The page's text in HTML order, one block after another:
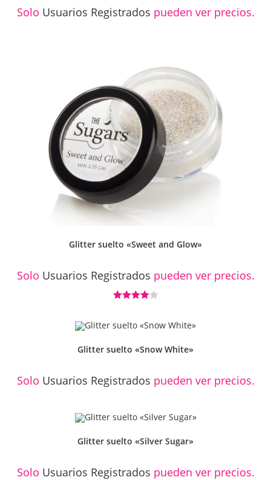
Solo Usuarios Registrados pueden ver precios.
Glitter suelto «Sweet and Glow»
Solo Usuarios Registrados pueden ver precios.
con
Glitter suelto «Snow White»
Solo Usuarios Registrados pueden ver precios.
Glitter suelto «Silver Sugar»
Solo Usuarios Registrados pueden ver precios.